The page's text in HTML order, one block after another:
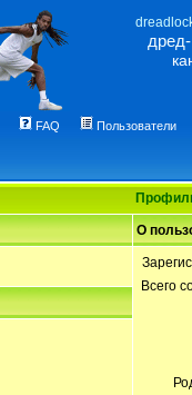
FAQ Пользователи
О
Всего